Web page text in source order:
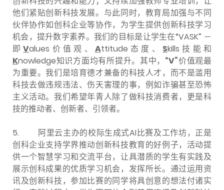
他们紧贴创新科技发展。与此同时，教育局加强与不同
伙伴协作如创科企业等协作，为学生提供创新科技学习
机会，提升数字素养。我们的目标是让学生在“VASK” －
即Values价值观、 Attitude态度、 Skills技能和
Knowledge知识方面均有所提升。其中， “V”价值观最
为重要。我们是培育德才兼备的科技人才，而不是滥用
科技去做违规违法、伤天害理的事，例如诈骗甚至恐怖
主义活动。我们希望年青人除了做科技消费者，更是科
技的推动者、创新者、引领者。
5. 阿里云主办的校际生成式AI比赛及工作坊，正是
创科企业支持学界推动创新科技教育的好例子，活动提
供一个智慧学习和交流平台，让具潜质的学生有实践及
展示创科成果的优质学习机会，发挥所长。通过运用资
讯及创新科技，参加比赛的同学将具创意的想法付诸实